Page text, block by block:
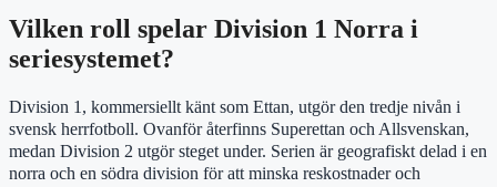
Vilken roll spelar Division 1 Norra i
seriesystemet?
Division 1, kommersiellt känt som Ettan, utgör den tredje nivån i
svensk herrfotboll. Ovanför återfinns Superettan och Allsvenskan,
medan Division 2 utgör steget under. Serien är geografiskt delad i en
norra och en södra division för att minska reskostnader och